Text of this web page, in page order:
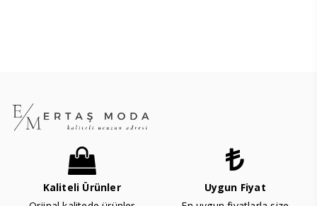
Kaliteli Ürünler
Uygun Fiyat